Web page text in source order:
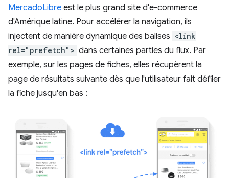
MercadoLibre est le plus grand site d'e-commerce
d'Amérique latine. Pour accélérer la navigation, ils
injectent de manière dynamique des balises <link
rel="prefetch"> dans certaines parties du flux. Par
exemple, sur les pages de fiches, elles récupèrent la
page de résultats suivante dès que l'utilisateur fait défiler
la fiche jusqu'en bas :